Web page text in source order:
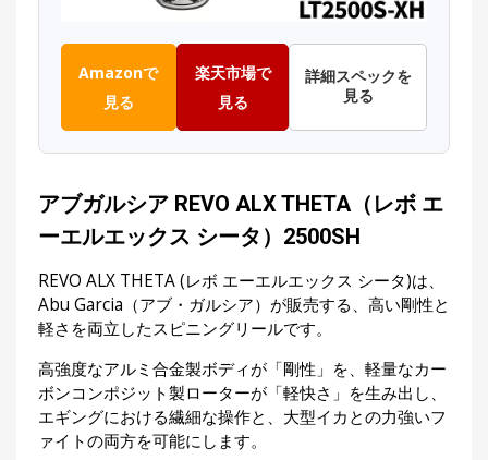
Amazonで
見る
楽天市場で
見る
詳細スペックを
見る
アブガルシア REVO ALX THETA（レボ エ
ーエルエックス シータ）2500SH
REVO ALX THETA (レボ エーエルエックス シータ)は、
Abu Garcia（アブ・ガルシア）が販売する、高い剛性と
軽さを両立したスピニングリールです。
高強度なアルミ合金製ボディが「剛性」を、軽量なカー
ボンコンポジット製ローターが「軽快さ」を生み出し、
エギングにおける繊細な操作と、大型イカとの力強いフ
ァイトの両方を可能にします。